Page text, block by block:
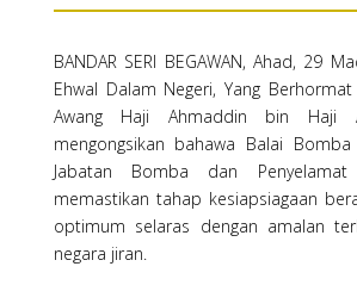
BANDAR SERI BEGAWAN, Ahad, 29
Ehwal Dalam Negeri, Yang
Awang Haji Ahmaddin bin Haji
mengongsikan bahawa Balai Bomba
Jabatan Bomba dan Penyelamat
memastikan tahap kesiapsiagaan
optimum selaras dengan amalan
negara jiran.